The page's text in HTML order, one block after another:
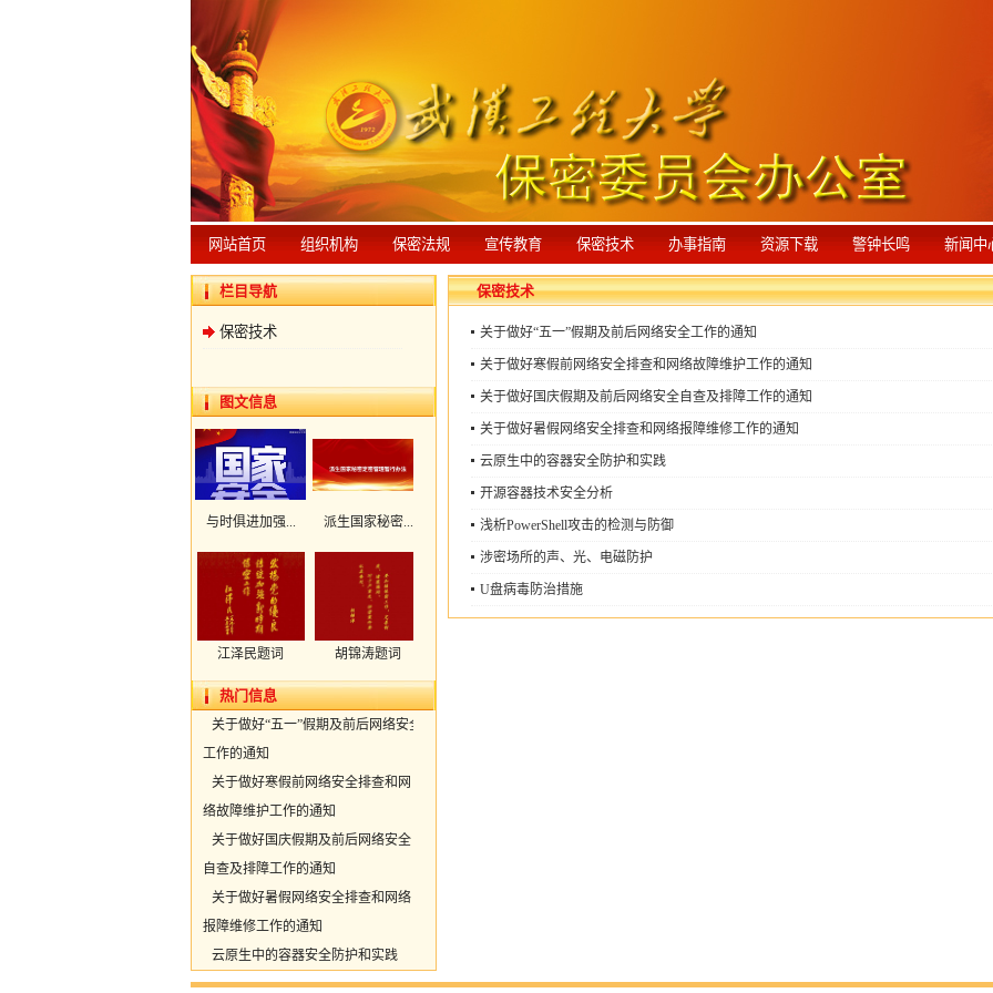
网站首页 组织机构 保密法规 宣传教育 保密技术 办事指南 资源下载 警钟长鸣 新闻中
栏目导航
保密技术
图文信息
与时俱进加强... 派生国家秘密...
江泽民题词 胡锦涛题词
共16条1/4 上页 1 2 3 4 下页
热门信息
关于做好“五一”假期及前后网络安全
工作的通知
关于做好寒假前网络安全排查和网
络故障维护工作的通知
关于做好国庆假期及前后网络安全
自查及排障工作的通知
关于做好暑假网络安全排查和网络
报障维修工作的通知
云原生中的容器安全防护和实践
保密技术
关于做好“五一”假期及前后网络安全工作的通知
关于做好寒假前网络安全排查和网络故障维护工作的通知
关于做好国庆假期及前后网络安全自查及排障工作的通知
关于做好暑假网络安全排查和网络报障维修工作的通知
云原生中的容器安全防护和实践
开源容器技术安全分析
浅析PowerShell攻击的检测与防御
涉密场所的声、光、电磁防护
U盘病毒防治措施